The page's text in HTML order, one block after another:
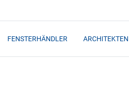
FENSTERHÄNDLER ARCHITEKTEN